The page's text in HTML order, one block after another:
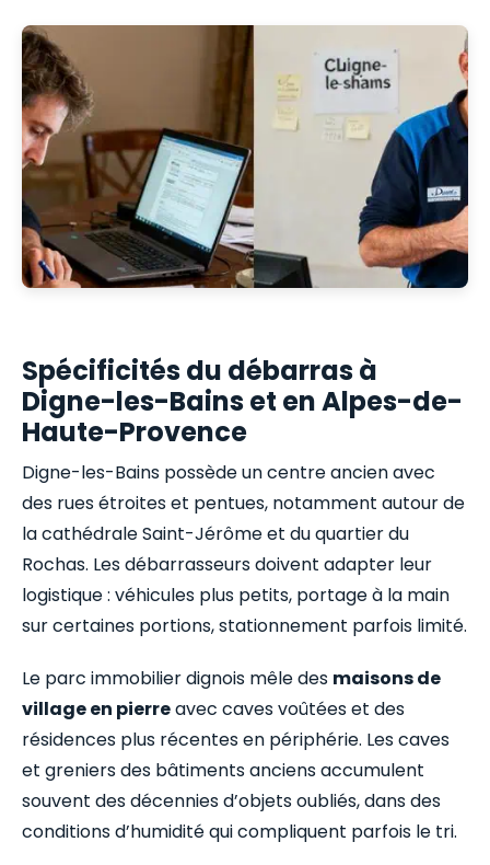
Spécificités du débarras à
Digne-les-Bains et en Alpes-de-
Haute-Provence
Digne-les-Bains possède un centre ancien avec
des rues étroites et pentues, notamment autour de
la cathédrale Saint-Jérôme et du quartier du
Rochas. Les débarrasseurs doivent adapter leur
logistique : véhicules plus petits, portage à la main
sur certaines portions, stationnement parfois limité.
Le parc immobilier dignois mêle des maisons de
village en pierreavec caves voûtées et des
résidences plus récentes en périphérie. Les caves
et greniers des bâtiments anciens accumulent
souvent des décennies d’objets oubliés, dans des
conditions d’humidité qui compliquent parfois le tri.